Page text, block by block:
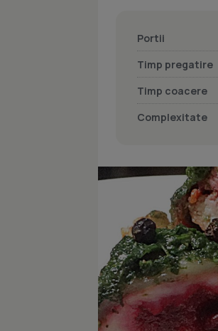
Portii
Timp pregatire
Timp coacere
Complexitate